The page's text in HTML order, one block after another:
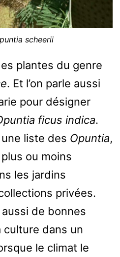
scheerii
plantes du genre
. Et l’on parle aussi
pour désigner
ficus indica.
liste des Opuntia,
ou moins
les jardins
privées.
de bonnes
culture dans un
le climat le